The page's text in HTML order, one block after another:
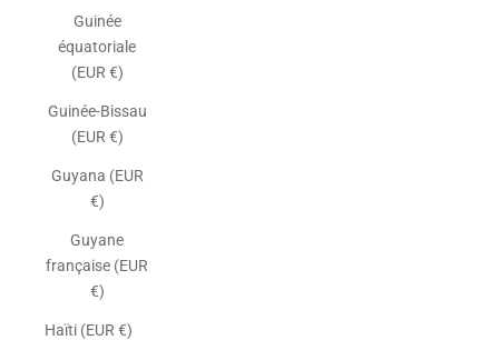
Guinée
équatoriale
(EUR €)
Guinée-Bissau
(EUR €)
Guyana (EUR
€)
Guyane
française (EUR
€)
Haïti (EUR €)